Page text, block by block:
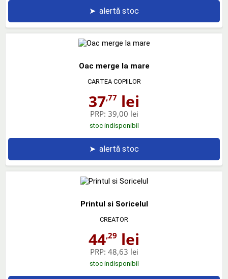
➤ alertă stoc
Oac merge la mare
CARTEA COPIILOR
37,77 lei
PRP: 39,00 lei
stoc indisponibil
➤ alertă stoc
Printul si Soricelul
CREATOR
44,29 lei
PRP: 48,63 lei
stoc indisponibil